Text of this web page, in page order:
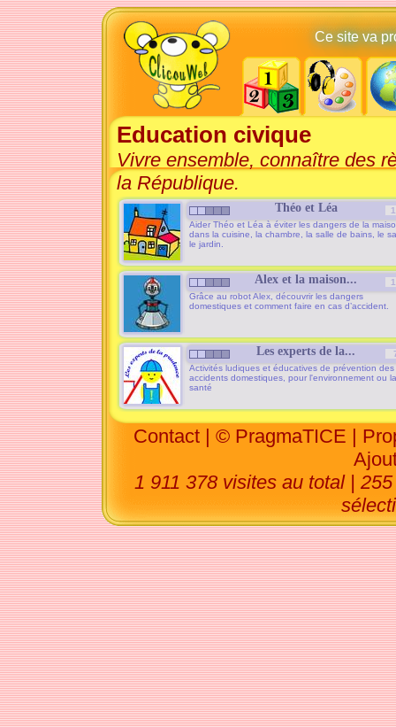
Ce site va
Education civique
Vivre ensemble, connaître des
la République.
Théo et Léa
Aider Théo et Léa à éviter les dangers de la
dans la cuisine, la chambre, la salle de bains, le
le jardin.
Alex et la maison...
Grâce au robot Alex, découvrir les dangers
domestiques et comment faire en cas d’accident.
Les experts de la...
Activités ludiques et éducatives de prévention des
accidents domestiques, pour l'environnement ou la
santé
Contact | © PragmaTICE |
1 911 378 visites au total |